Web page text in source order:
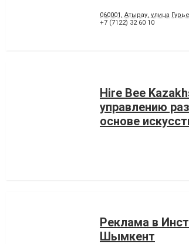
060001, Атырау, улица
+7 (7122) 32 60 10
Hire Bee
управлению
основе
Реклама в
Шымкент